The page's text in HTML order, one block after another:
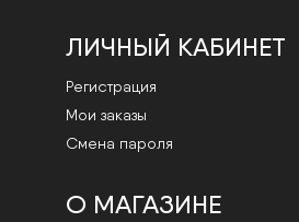
ЛИЧНЫЙ КАБИНЕТ
Регистрация
Мои заказы
Смена пароля
О МАГАЗИНЕ